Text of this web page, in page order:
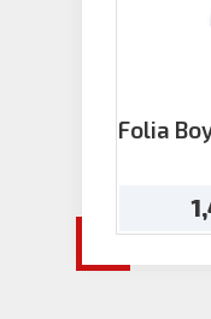
Folia